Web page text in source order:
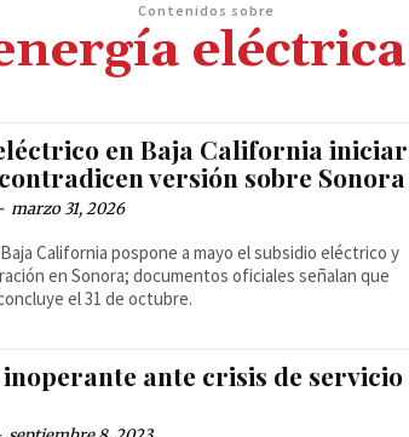
Contenidos sobre
en Baja California
versión sobre Sonora
marzo 31, 2026
California pospone a mayo el subsidio eléctrico y
en Sonora; documentos oficiales señalan que
el 31 de octubre.
ante crisis de servicio